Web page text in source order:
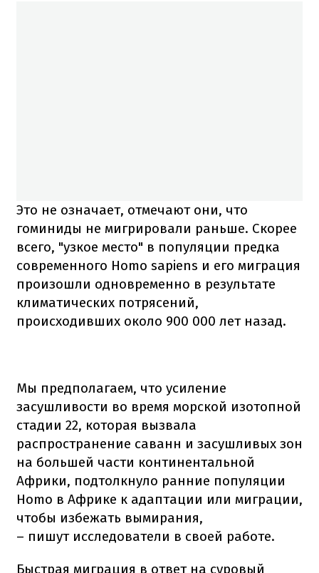
Это не означает, отмечают они, что
гоминиды не мигрировали раньше. Скорее
всего, "узкое место" в популяции предка
современного Homo sapiens и его миграция
произошли одновременно в результате
климатических потрясений,
происходивших около 900 000 лет назад.
Мы предполагаем, что усиление
засушливости во время морской изотопной
стадии 22, которая вызвала
распространение саванн и засушливых зон
на большей части континентальной
Африки, подтолкнуло ранние популяции
Homo в Африке к адаптации или миграции,
чтобы избежать вымирания,
– пишут исследователи в своей работе.
Быстрая миграция в ответ на суровый